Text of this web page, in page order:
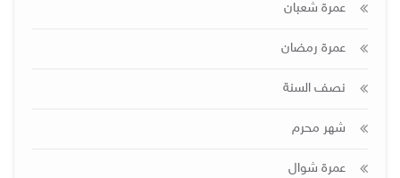
عمرة شعبان
عمرة رمضان
نصف السنة
شهر محرم
عمرة شوال